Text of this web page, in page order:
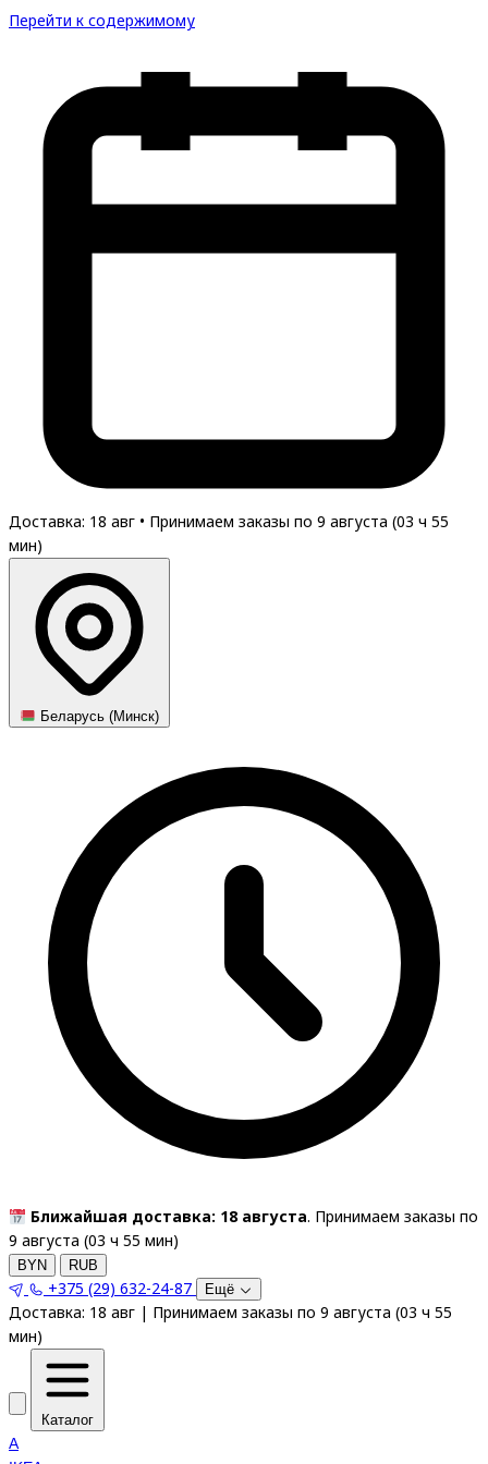
Перейти к содержимому
Доставка: 18 авг • Принимаем заказы по 9 августа (03 ч 55
мин)
Беларусь (Минск)
Ближайшая доставка: 18 августа. Принимаем заказы по
9 августа (03 ч 55 мин)
BYN RUB
+375 (29) 632-24-87 Ещё
Доставка: 18 авг | Принимаем заказы по 9 августа (03 ч 55
мин)
Каталог
A